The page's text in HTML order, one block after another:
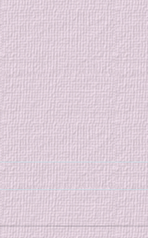
稽古のご案内
ら始まる大和市主催の